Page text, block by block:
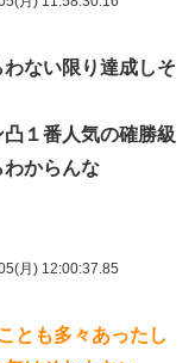
ない限り達成しそ
１番人気の確勝級
からんな
月) 12:00:37.85
とも多々あったし